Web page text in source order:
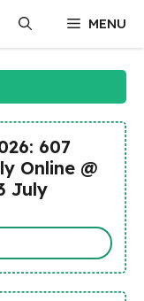
MENU
607
Online @
July